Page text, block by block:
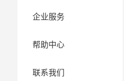
企业服务
帮助中心
联系我们